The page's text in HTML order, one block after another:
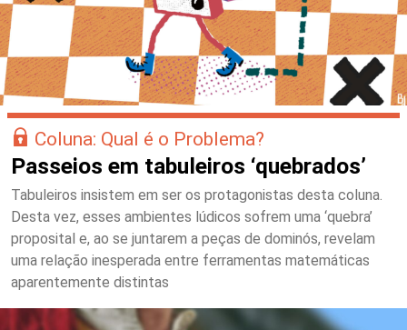
Coluna: Qual é o Problema?
Passeios em tabuleiros ‘quebrados’
Tabuleiros insistem em ser os protagonistas desta coluna.
Desta vez, esses ambientes lúdicos sofrem uma ‘quebra’
proposital e, ao se juntarem a peças de dominós, revelam
uma relação inesperada entre ferramentas matemáticas
aparentemente distintas